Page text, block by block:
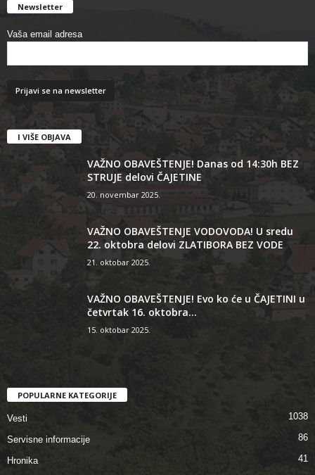
Newsletter
Vaša email adresa
I VIŠE OBJAVA
VAŽNO OBAVEŠTENJE! Danas od 14:30h BEZ
STRUJE delovi ČAJETINE
20. novembar 2025.
VAŽNO OBAVEŠTENJE VODOVODA! U sredu
22. oktobra delovi ZLATIBORA BEZ VODE
21. oktobar 2025.
VAŽNO OBAVEŠTENJE! Evo ko će u ČAJETINI u
četvrtak 16. oktobra...
15. oktobar 2025.
POPULARNE KATEGORIJE
Vesti 1038
Servisne informacije 86
Hronika
41